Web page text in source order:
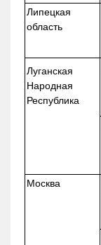
Липецкая
область
Луганская
Народная
Республика
Москва